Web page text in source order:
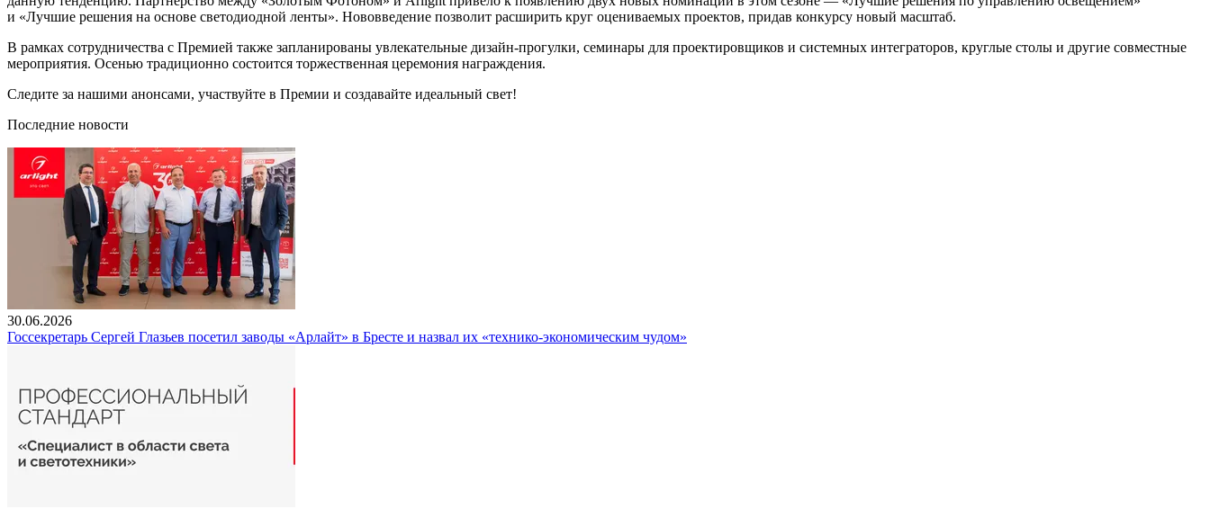
и «Лучшие решения на основе светодиодной ленты». Нововведение позволит расширить круг оцениваемых проектов, придав конкурсу новый масштаб.
В рамках сотрудничества с Премией также запланированы увлекательные дизайн-прогулки, семинары для проектировщиков и системных интеграторов, круглые столы и другие совместные
мероприятия. Осенью традиционно состоится торжественная церемония награждения.
Следите за нашими анонсами, участвуйте в Премии и создавайте идеальный свет!
Последние новости
30.06.2026
Госсекретарь Сергей Глазьев посетил заводы «Арлайт» в Бресте и назвал их «технико-экономическим чудом»